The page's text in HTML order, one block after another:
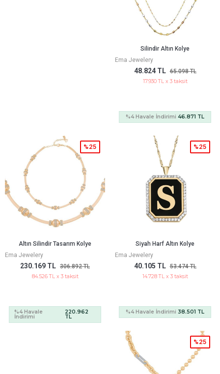
Silindir Altın Kolye
Ema Jewelery
48.824 TL 65.098 TL
17.930 TL x 3 taksit
%4 Havale İndirimi 46.871 TL
Altın Silindir Tasarım Kolye
Ema Jewelery
230.169 TL 306.892 TL
%25
84.526 TL x 3 taksit
%4 Havale
İndirimi
220.962
TL
Siyah Harf Altın Kolye
Ema Jewelery
40.105 TL 53.474 TL
%25
14.728 TL x 3 taksit
%4 Havale İndirimi 38.501 TL
%25